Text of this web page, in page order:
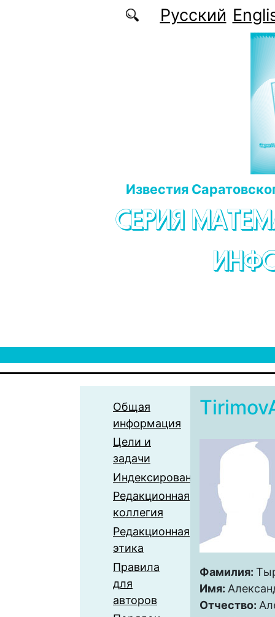
Перейти к основному содержаниюРусский
Известия
СЕРИЯ
Общая
информация
Цели и
задачи
Индексирование
Редакционная
коллегия
Редакционная
этика
Правила
для
авторов
Фамилия:
Имя:
Отчество: